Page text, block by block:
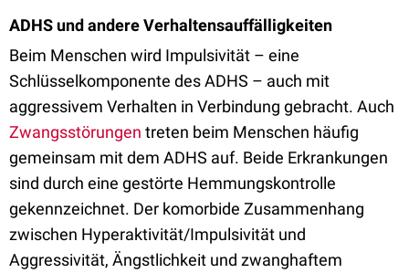
ADHS und andere Verhaltensauffälligkeiten
Beim Menschen wird Impulsivität – eine
Schlüsselkomponente des ADHS – auch mit
aggressivem Verhalten in Verbindung gebracht. Auch
Zwangsstörungen treten beim Menschen häufig
gemeinsam mit dem ADHS auf. Beide Erkrankungen
sind durch eine gestörte Hemmungskontrolle
gekennzeichnet. Der komorbide Zusammenhang
zwischen Hyperaktivität/Impulsivität und
Aggressivität, Ängstlichkeit und zwanghaftem